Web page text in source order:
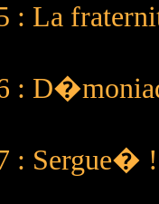
: La
:
: